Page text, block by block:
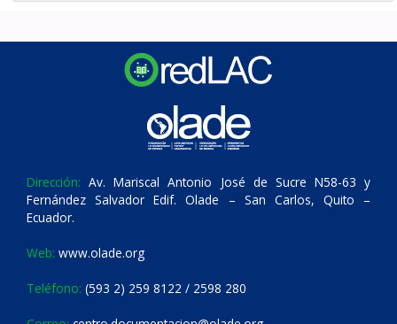
Dirección: Av. Mariscal Antonio José de Sucre N58-63 y
Fernández Salvador Edif. Olade – San Carlos, Quito –
Ecuador.
Web: www.olade.org
Teléfono: (593 2) 259 8122 / 2598 280